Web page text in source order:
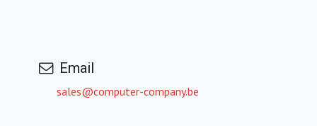
Email
sales@computer-company.be